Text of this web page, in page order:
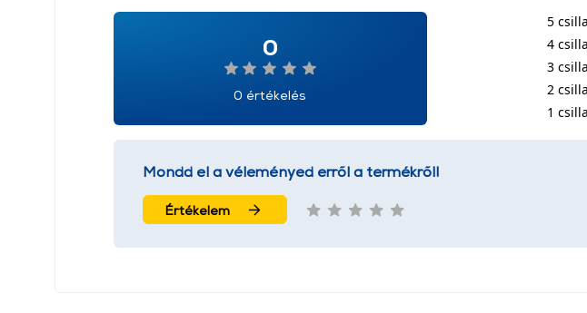
0
0 értékelés
5
4
3
2
1
Mondd el a véleményed erről a termékről!
Értékelem